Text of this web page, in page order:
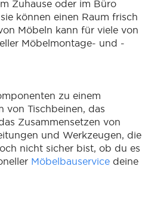
Zuhause oder im Büro
können einen Raum frisch
Möbeln kann für viele von
Möbelmontage- und -
zu einem
von Tischbeinen, das
Zusammensetzen von
und Werkzeugen, die
nicht sicher bist, ob du es
Möbelbauservice deine